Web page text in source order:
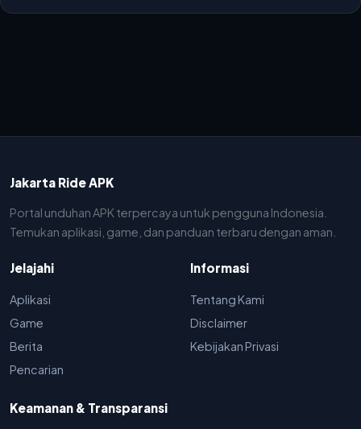
Jakarta Ride APK
Portal unduhan APK terpercaya untuk pengguna Indonesia.
Temukan aplikasi, game, dan panduan terbaru dengan aman.
Jelajahi
Aplikasi
Game
Berita
Pencarian
Informasi
Tentang Kami
Disclaimer
Kebijakan Privasi
Keamanan & Transparansi